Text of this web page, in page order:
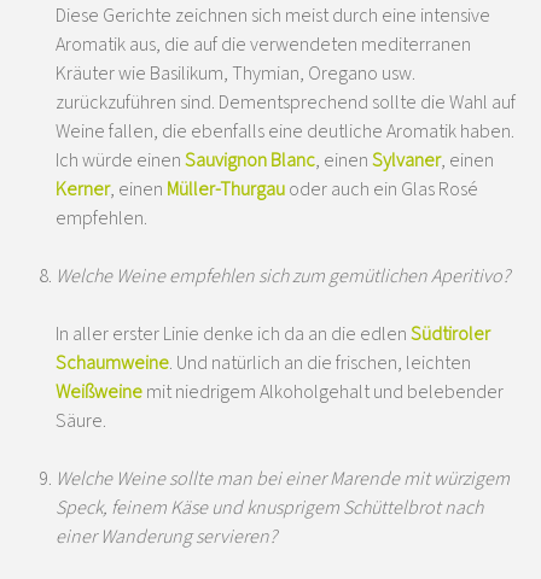
Diese Gerichte zeichnen sich meist durch eine intensive
Aromatik aus, die auf die verwendeten mediterranen
Kräuter wie Basilikum, Thymian, Oregano usw.
zurückzuführen sind. Dementsprechend sollte die Wahl auf
Weine fallen, die ebenfalls eine deutliche Aromatik haben.
Ich würde einenSauvignon Blanc, einenSylvaner, einen
Kerner, einen Müller-Thurgauoder auch ein Glas Rosé
empfehlen.
Welche Weine empfehlen sich zum gemütlichen Aperitivo?
In aller erster Linie denke ich da an die edlenSüdtiroler
Schaumweine. Und natürlich an die frischen, leichten
Weißweinemit niedrigem Alkoholgehalt und belebender
Säure.
Welche Weine sollte man bei einer Marende mit würzigem
Speck, feinem Käse und knusprigem Schüttelbrot nach
einer Wanderung servieren?